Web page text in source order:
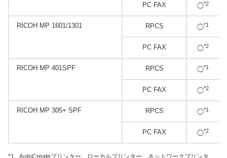
PC FAX ◯*2
RICOH MP 1601/1301 RPCS ◯*1
PC FAX ◯*2
RICOH MP 401SPF RPCS ◯*1
PC FAX ◯*2
RICOH MP 305+ SPF RPCS ◯*1
PC FAX ◯*2
*1
AutoCreateプリンター、ローカルプリンター、ネットワークプリンタ